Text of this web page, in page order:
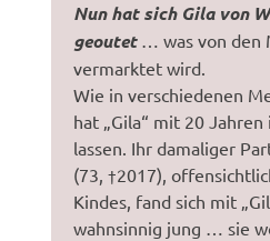
Nun hat sich Gila von
geoutet … was von den
vermarktet wird.
Wie in verschiedenen
hat „Gila“ mit 20
lassen. Ihr damaliger
(73, †2017),
Kindes, fand sich mit
wahnsinnig jung … sie